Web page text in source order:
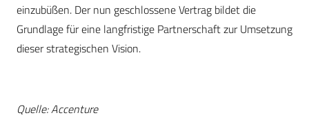
einzubüßen. Der nun geschlossene Vertrag bildet die
Grundlage für eine langfristige Partnerschaft zur Umsetzung
dieser strategischen Vision.
Quelle: Accenture